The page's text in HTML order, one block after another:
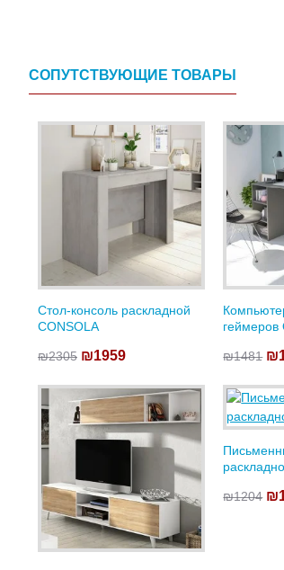
СОПУТСТВУЮЩИЕ ТОВАРЫ
Стол-консоль раскладной
CONSOLA
₪2305 ₪1959
геймеров
₪1481
₪1204